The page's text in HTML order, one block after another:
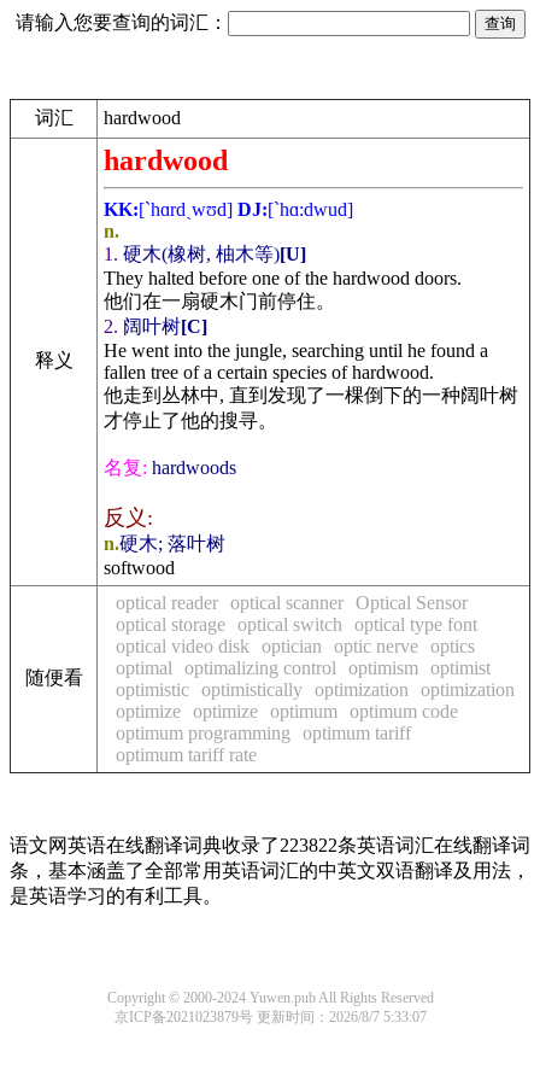
请输入您要查询的词汇：
词汇 hardwood
释义
hardwood
KK:[`hɑrdˏwʊd] DJ:[`hɑ:dwud]
n.
1. 硬木(橡树, 柚木等)[U]
They halted before one of the hardwood doors.
他们在一扇硬木门前停住。
2. 阔叶树[C]
He went into the jungle, searching until he found a
fallen tree of a certain species of hardwood.
他走到丛林中, 直到发现了一棵倒下的一种阔叶树
才停止了他的搜寻。
名复: hardwoods
反义:
n.硬木; 落叶树
softwood
随便看
optical reader optical scanner Optical Sensor
optical storage optical switch
optical type font
optical video disk
optician optic nerve optics
optimal
optimalizing control optimism
optimist
optimistic optimistically optimization
optimization
optimize optimize optimum
optimum code
optimum programming
optimum tariff
optimum tariff rate
语文网英语在线翻译词典收录了223822条英语词汇在线翻译词
条，基本涵盖了全部常用英语词汇的中英文双语翻译及用法，
是英语学习的有利工具。
Copyright © 2000-2024 Yuwen.pub All Rights Reserved
京ICP备2021023879号更新时间：2026/8/7 5:33:07